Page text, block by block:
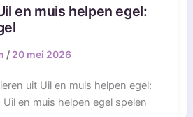
en muis helpen egel:
/ 20 mei 2026
uit Uil en muis helpen egel:
Uil en muis helpen egel spelen